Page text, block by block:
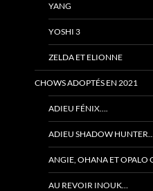
YANG
YOSHI 3
ZELDA ET ELIONNE
CHOWS ADOPTÉS EN 2021
ADIEU FÉNIX….
ADIEU SHADOW
ANGIE, OHANA ET OPALO
AU REVOIR INOUK…